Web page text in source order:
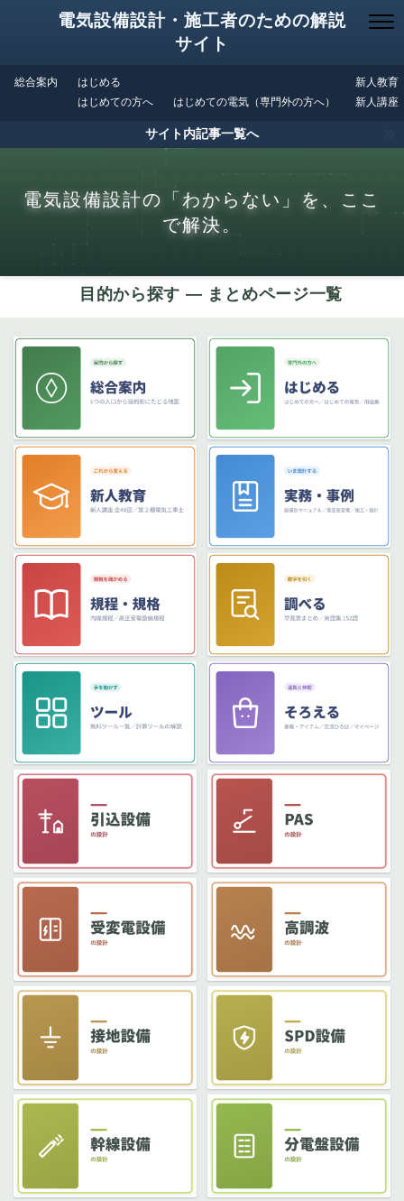
電気設備設計・施工者のための解説
サイト
総合案内
はじめる
はじめての方へ
はじめての電気（専門外の方へ）
新人教育
新人講座
サイト内記事一覧へ
電気設備設計の「わからない」を、ここ
で解決。